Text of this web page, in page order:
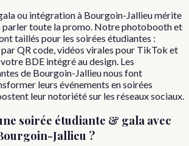
ou intégration à Bourgoin-Jallieu mérite
parler toute la promo. Notre photobooth et
taillés pour les soirées étudiantes :
QR code, vidéos virales pour TikTok et
BDE intégré au design. Les
de Bourgoin-Jallieu nous font
leurs événements en soirées
leur notoriété sur les réseaux sociaux.
soirée étudiante & gala avec
Jallieu ?